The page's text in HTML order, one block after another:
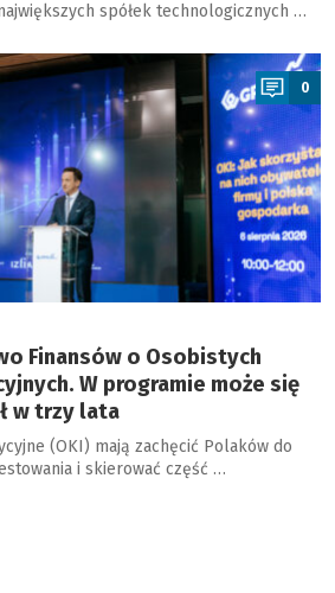
spółek technologicznych …
0
Finansów o Osobistych
W programie może się
w trzy lata
(OKI) mają zachęcić Polaków do
i skierować część …